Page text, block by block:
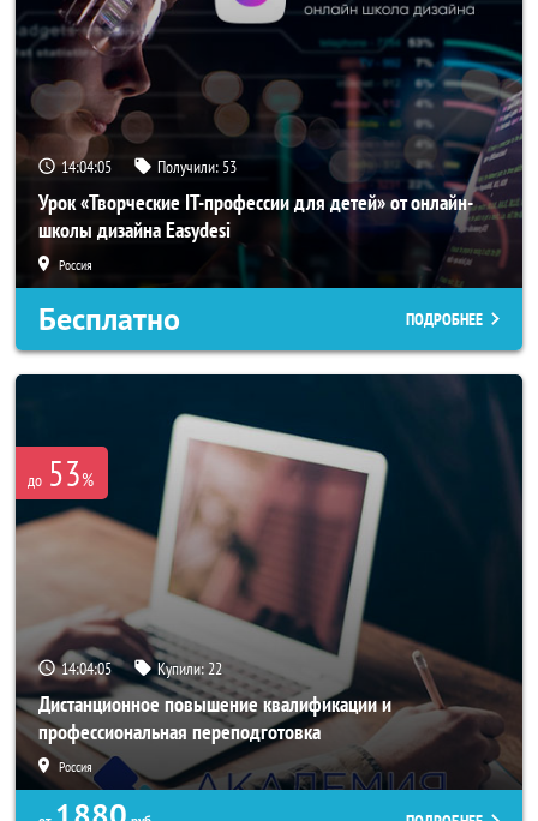
14:04:04 Получили: 53
Урок «Творческие IT-профессии для детей» от онлайн-
школы дизайна Easydesi
Россия
Бесплатно ПОДРОБНЕЕ
до 53%
14:04:04 Купили:22
Дистанционное повышение квалификации и
профессиональная переподготовка
Россия